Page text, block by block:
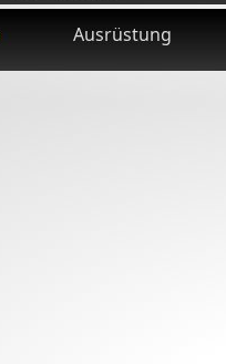
Ausrüstung